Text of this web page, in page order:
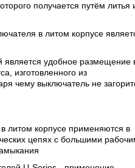
получается путём литья
в литом корпусе
удобное размещение
изготовленного из
чему выключатель не
литом корпусе применяются в
цепях с большими